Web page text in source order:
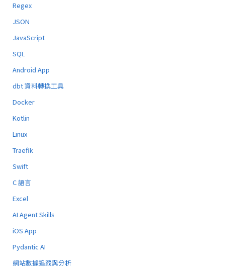
Regex
JSON
JavaScript
SQL
Android App
dbt 資料轉換工具
Docker
Kotlin
Linux
Traefik
Swift
C 語言
Excel
AI Agent Skills
iOS App
Pydantic AI
網站數據追蹤與分析